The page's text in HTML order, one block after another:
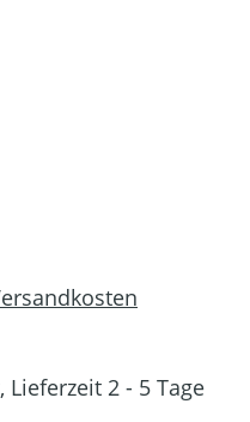
2 - 5 Tage